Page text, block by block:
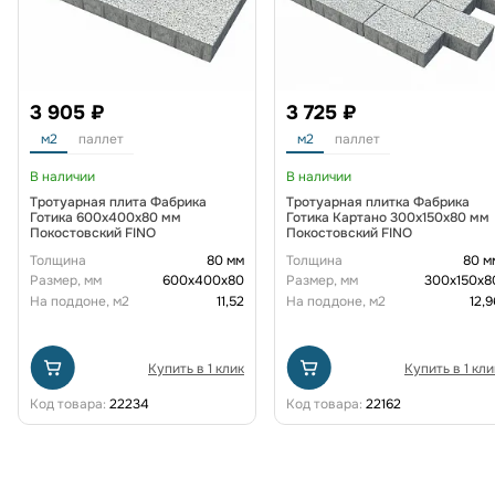
3 905 ₽
м2 паллет
В наличии
Тротуарная плита Фабрика
Готика 600х400х80 мм
Покостовский FINO
Толщина
80 мм
Размер, мм
600х400х80
На поддоне, м2
11,52
Купить в 1 клик
Код товара: 22234
3 725 ₽
м2 паллет
В наличии
Тротуарная плитка Фабрика
Готика Картано 300х150х80 мм
Покостовский FINO
Толщина
80
Размер, мм
На поддоне, м2
Купить в 1
Код товара: 22162